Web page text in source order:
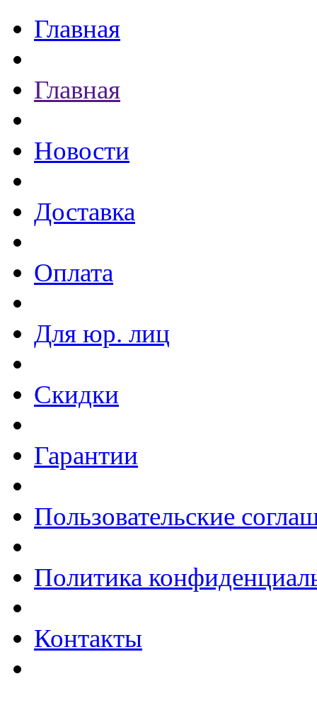
Главная
Главная
Новости
Доставка
Оплата
Для юр. лиц
Скидки
Гарантии
Пользовательские
Политика
Контакты